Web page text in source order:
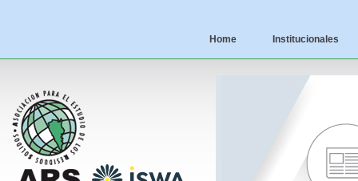
Home Institucionales